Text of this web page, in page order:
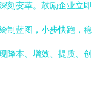
刻变革。鼓励企业立即
制蓝图，小步快跑，稳
降本、增效、提质、创